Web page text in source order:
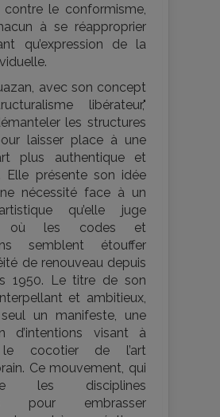
le conformisme,
à se réapproprier
qu’expression de la
avec son concept
libérateur,"
les structures
laisser place à une
plus authentique et
Elle présente son idée
nécessité face à un
qu’elle juge
où les codes et
semblent étouffer
de renouveau depuis
1950​​. Le titre de son
et ambitieux,
un manifeste, une
d’intentions visant à
le cocotier de l’art
Ce mouvement, qui
les disciplines
pour embrasser